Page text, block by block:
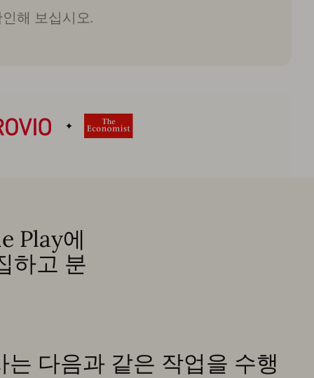
해 보십시오.
Play에
하고 분
는 다음과 같은 작업을 수행